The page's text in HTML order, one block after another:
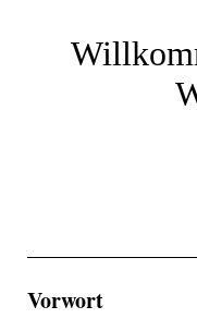
Vorwort